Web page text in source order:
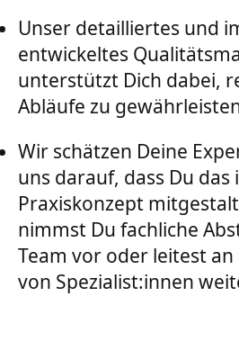
Unser detailliertes und
entwickeltes
unterstützt Dich dabei,
Abläufe zu
Wir schätzen Deine
uns darauf, dass Du das
Praxiskonzept
nimmst Du fachliche
Team vor oder leitest
von Spezialist:innen